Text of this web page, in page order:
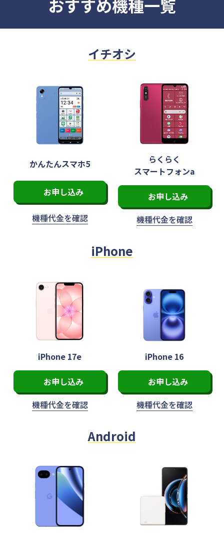
おすすめ機種一覧
イチオシ
かんたんスマホ5
機種代金を確認
お申し込み
らくらく
スマートフォンa
機種代金を確認
お申し込み
iPhone
iPhone 17e
機種代金を確認
お申し込み
iPhone 16
機種代金を確認
お申し込み
Android